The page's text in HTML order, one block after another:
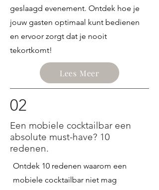
geslaagd evenement. Ontdek hoe je
jouw gasten optimaal kunt bedienen
en ervoor zorgt dat je nooit
tekortkomt!
Lees Meer
02
Een mobiele cocktailbar een
absolute must-have? 10
redenen.
Ontdek 10 redenen waarom een
mobiele cocktailbar niet mag